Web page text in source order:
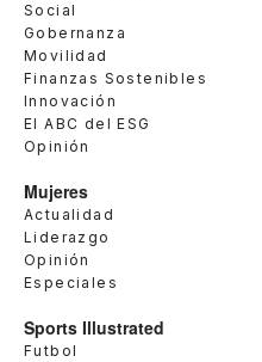
Social
Gobernanza
Movilidad
Finanzas Sostenibles
Innovación
El ABC del ESG
Opinión
Mujeres
Actualidad
Liderazgo
Opinión
Especiales
Sports Illustrated
Futbol